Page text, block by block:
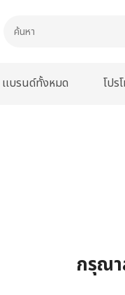
เเบรนด์ทั้งหมด โปร
กรุณา